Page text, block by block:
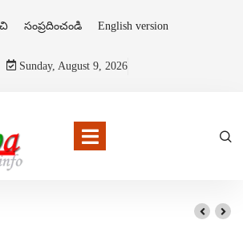
సంప్రదించండి English version
Sunday, August 9, 2026